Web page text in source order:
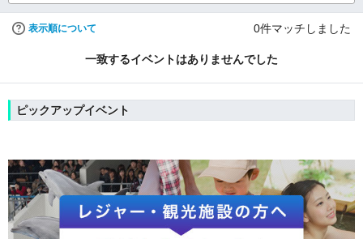
表示順について 0件マッチしました
一致するイベントはありませんでした
ピックアップイベント